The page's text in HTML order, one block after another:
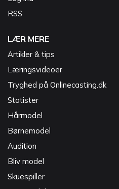
RSS
LÆR MERE
Artikler & tips
Læringsvideoer
Tryghed på Onlinecasting.dk
Statister
Hårmodel
Børnemodel
Audition
Bliv model
Skuespiller